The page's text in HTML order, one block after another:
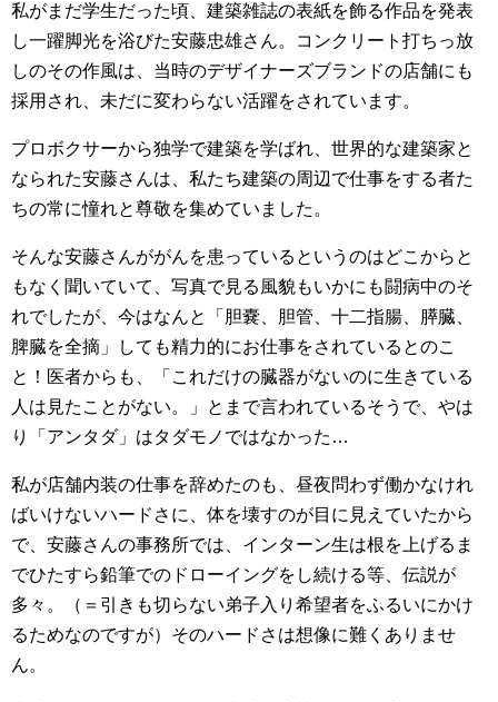
私がまだ学生だった頃、建築雑誌の表紙を飾る作品を発表
し一躍脚光を浴びた安藤忠雄さん。コンクリート打ちっ放
しのその作風は、当時のデザイナーズブランドの店舗にも
採用され、未だに変わらない活躍をされています。
プロボクサーから独学で建築を学ばれ、世界的な建築家と
なられた安藤さんは、私たち建築の周辺で仕事をする者た
ちの常に憧れと尊敬を集めていました。
そんな安藤さんががんを患っているというのはどこからと
もなく聞いていて、写真で見る風貌もいかにも闘病中のそ
れでしたが、今はなんと「胆嚢、胆管、十二指腸、膵臓、
脾臓を全摘」しても精力的にお仕事をされているとのこ
と！医者からも、「これだけの臓器がないのに生きている
人は見たことがない。」とまで言われているそうで、やは
り「アンタダ」はタダモノではなかった…
私が店舗内装の仕事を辞めたのも、昼夜問わず働かなけれ
ばいけないハードさに、体を壊すのが目に見えていたから
で、安藤さんの事務所では、インターン生は根を上げるま
でひたすら鉛筆でのドローイングをし続ける等、伝説が
多々。（＝引きも切らない弟子入り希望者をふるいにかけ
るためなのですが）そのハードさは想像に難くありませ
ん。